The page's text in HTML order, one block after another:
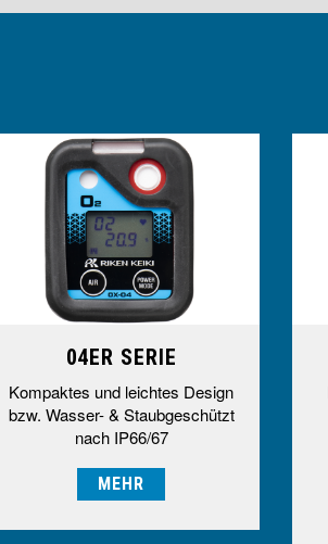
04ER SERIE
Kompaktes und leichtes Design
bzw. Wasser- & Staubgeschützt
nach IP66/67
MEHR